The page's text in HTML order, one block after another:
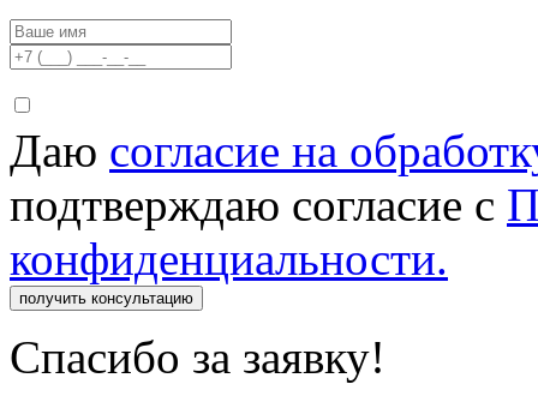
Даю согласие на
подтверждаю согласие с
конфиденциальности.
получить консультацию
Спасибо за заявку!